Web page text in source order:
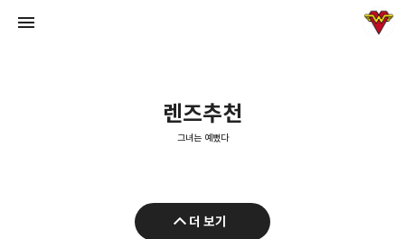
렌즈추천
그녀는 예뻤다
더 보기
그녀는 예뻤다